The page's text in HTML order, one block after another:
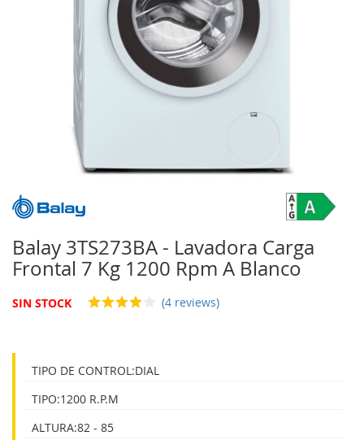
Balay 3TS273BA - Lavadora Carga
Frontal 7 Kg 1200 Rpm A Blanco
SIN STOCK (4 reviews)
TIPO DE CONTROL:DIAL
TIPO:1200 R.P.M
ALTURA:82 - 85
Saltar
al
de
la
galería
de